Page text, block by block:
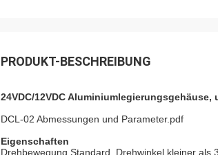
PRODUKT-BESCHREIBUNG
24VDC/12VDC
DCL-02 Abmessungen und Parameter.pdf
Eigenschaften
Drehbewegung Standard, Drehwinkel kleiner als